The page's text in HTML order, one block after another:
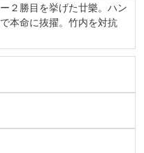
２勝目を挙げた廿樂。ハン
本命に抜擢。竹内を対抗